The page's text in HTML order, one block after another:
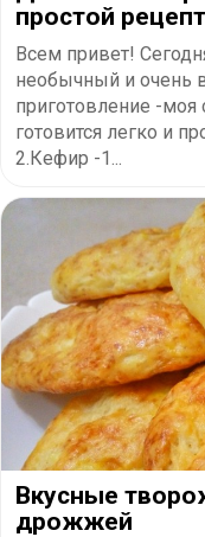
простой рецепт
Всем привет!
необычный и очень
приготовление -
готовится легко и
2.Кефир -1...
Вкусные
дрожжей